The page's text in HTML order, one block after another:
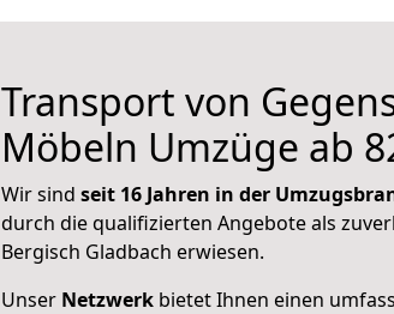
Transport von
Möbeln Umzüge ab
Wir sind seit 16 Jahren in der
durch die qualifizierten Angebote als
Bergisch Gladbach erwiesen.
Unser Netzwerk bietet Ihnen einen